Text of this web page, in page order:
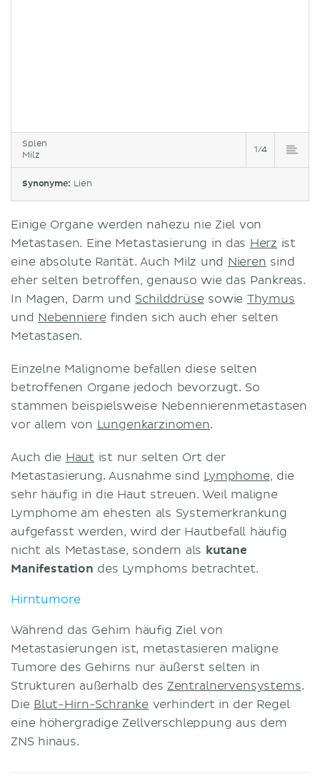
Splen
Milz
1/4
Synonyme: Lien
Einige Organe werden nahezu nie Ziel von
Metastasen. Eine Metastasierung in das Herz ist
eine absolute Rarität. Auch Milz und Nieren sind
eher selten betroffen, genauso wie das Pankreas.
In Magen, Darm und Schilddrüse sowie Thymus
und Nebenniere finden sich auch eher selten
Metastasen.
Einzelne Malignome befallen diese selten
betroffenen Organe jedoch bevorzugt. So
stammen beispielsweise Nebennierenmetastasen
vor allem von Lungenkarzinomen.
Auch die Haut ist nur selten Ort der
Metastasierung. Ausnahme sind Lymphome, die
sehr häufig in die Haut streuen. Weil maligne
Lymphome am ehesten als Systemerkrankung
aufgefasst werden, wird der Hautbefall häufig
nicht als Metastase, sondern als kutane
Manifestation des Lymphoms betrachtet.
Hirntumore
Während das Gehirn häufig Ziel von
Metastasierungen ist, metastasieren maligne
Tumore des Gehirns nur äußerst selten in
Strukturen außerhalb des Zentralnervensystems.
Die Blut-Hirn-Schranke verhindert in der Regel
eine höhergradige Zellverschleppung aus dem
ZNS hinaus.